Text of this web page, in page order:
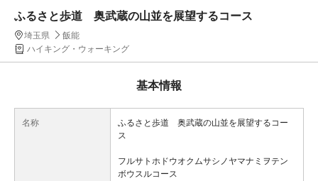
ふるさと歩道 奥武蔵の山並を展望するコース
埼玉県
飯能
ハイキング・ウォーキング
基本情報
名称
ふるさと歩道 奥武蔵の山並を展望するコー
ス
フルサトホドウオクムサシノヤマナミヲテン
ボウスルコース